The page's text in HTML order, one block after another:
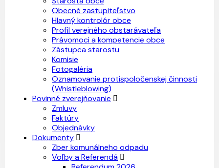
Obecné zastupiteľstvo
Hlavný kontrolór obce
Profil verejného obstarávateľa
Právomoci a kompetencie obce
Zástupca starostu
Komisie
Fotogaléria
Oznamovanie protispoločenskej činnosti
(Whistleblowing)
Povinné zverejňovanie
Zmluvy
Faktúry
Objednávky
Dokumenty
Zber komunálneho odpadu
Voľby a Referendá